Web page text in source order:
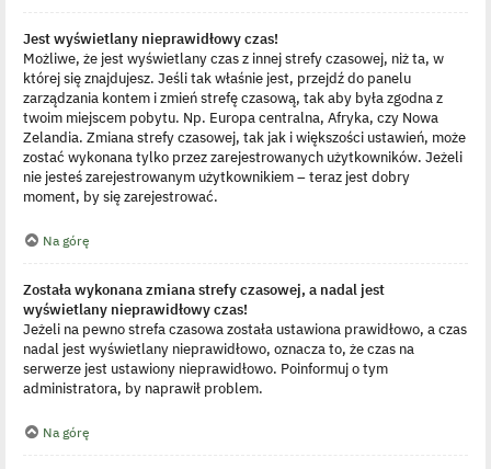
Jest wyświetlany nieprawidłowy czas!
Możliwe, że jest wyświetlany czas z innej strefy czasowej, niż ta, w
której się znajdujesz. Jeśli tak właśnie jest, przejdź do panelu
zarządzania kontem i zmień strefę czasową, tak aby była zgodna z
twoim miejscem pobytu. Np. Europa centralna, Afryka, czy Nowa
Zelandia. Zmiana strefy czasowej, tak jak i większości ustawień, może
zostać wykonana tylko przez zarejestrowanych użytkowników. Jeżeli
nie jesteś zarejestrowanym użytkownikiem – teraz jest dobry
moment, by się zarejestrować.
Na górę
Została wykonana zmiana strefy czasowej, a nadal jest
wyświetlany nieprawidłowy czas!
Jeżeli na pewno strefa czasowa została ustawiona prawidłowo, a czas
nadal jest wyświetlany nieprawidłowo, oznacza to, że czas na
serwerze jest ustawiony nieprawidłowo. Poinformuj o tym
administratora, by naprawił problem.
Na górę